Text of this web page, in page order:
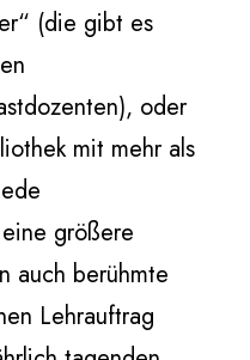
(die gibt es
oder
mit mehr als
größere
auch berühmte
Lehrauftrag